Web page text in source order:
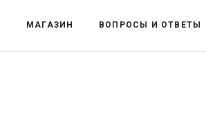
МАГАЗИН ВОПРОСЫ И ОТВЕТЫ